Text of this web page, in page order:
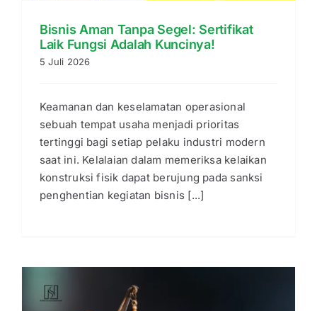
Bisnis Aman Tanpa Segel: Sertifikat
Laik Fungsi Adalah Kuncinya!
5 Juli 2026
Keamanan dan keselamatan operasional
sebuah tempat usaha menjadi prioritas
tertinggi bagi setiap pelaku industri modern
saat ini. Kelalaian dalam memeriksa kelaikan
konstruksi fisik dapat berujung pada sanksi
penghentian kegiatan bisnis [...]